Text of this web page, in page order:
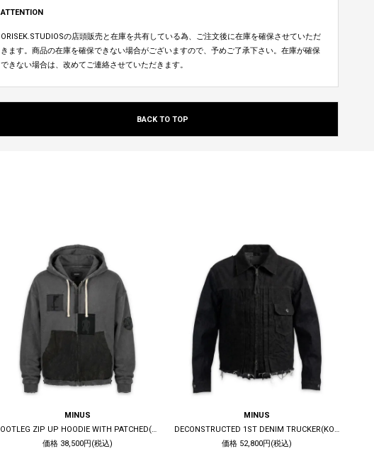
ATTENTION
ORISEK.STUDIOSの店頭販売と在庫を共有している為、ご注文後に在庫を確保させていただ
きます。商品の在庫を確保できない場合がございますので、予めご了承下さい。在庫が確保
できない場合は、改めてご連絡させていただきます。
BACK TO TOP
MINUS
BOOTLEG ZIP UP HOODIE WITH PATCHED(MIN) / 10YEARS BLACK
価格 38,500円(税込)
MINUS
DECONSTRUCTED 1ST DENIM TRUCKER(KOJIMA) / BLACK
価格 52,800円(税込)